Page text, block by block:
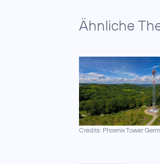
Ähnliche
Credits: Phoenix Tower